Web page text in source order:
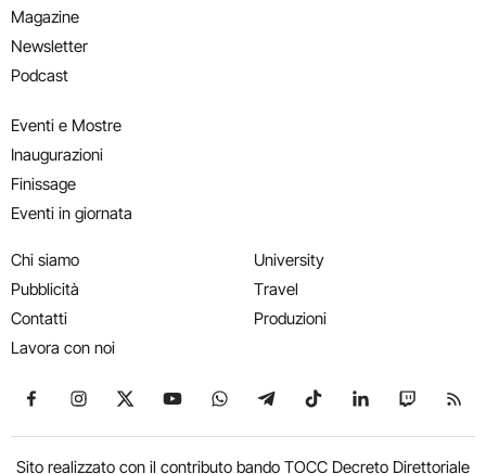
Magazine
Newsletter
Podcast
Eventi e Mostre
Inaugurazioni
Finissage
Eventi in giornata
Chi siamo
Pubblicità
Contatti
Lavora con noi
University
Travel
Produzioni
Seguici su Facebook
Seguici su Instagram
Seguici su X
Seguici su YouTube
Seguici su WhatsApp
Seguici su Telegram
Seguici su TikTok
Seguici su
Seguici
Sito realizzato con il contributo bando TOCC Decreto Direttoriale